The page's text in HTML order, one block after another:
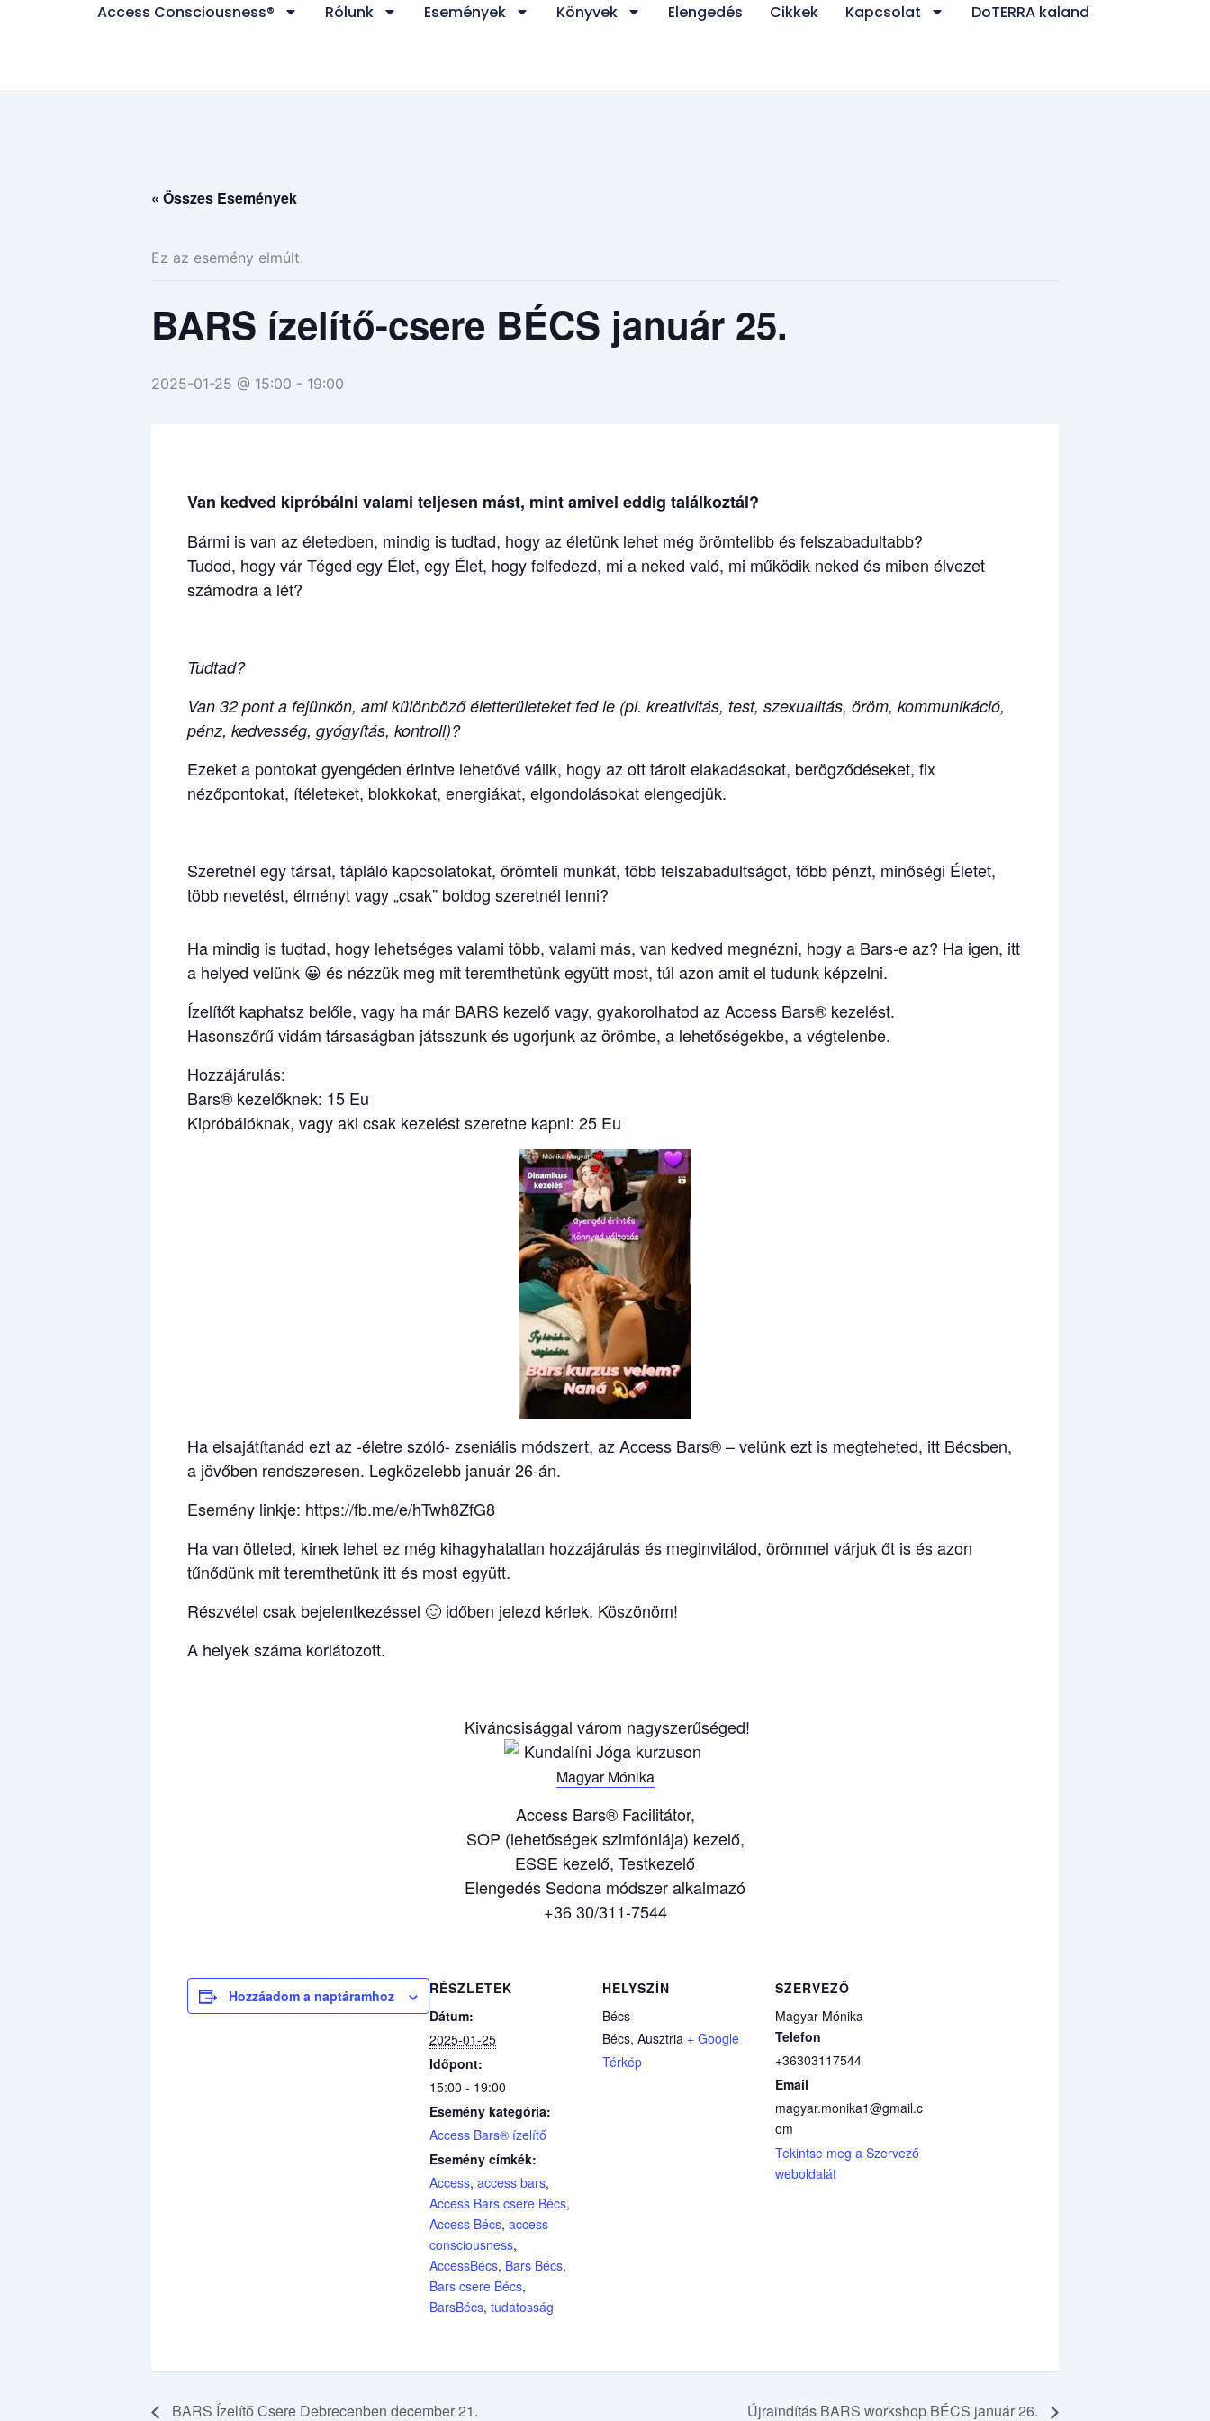
Access Consciousness® Rólunk Események Könyvek Elengedés Cikkek Kapcsolat DoTERRA kaland
« Összes Események
Ez az esemény elmúlt.
BARS ízelítő-csere BÉCS január 25.
2025-01-25 @ 15:00 - 19:00
Van kedved kipróbálni valami teljesen mást, mint amivel eddig találkoztál?
Bármi is van az életedben, mindig is tudtad, hogy az életünk lehet még örömtelibb és felszabadultabb?
Tudod, hogy vár Téged egy Élet, egy Élet, hogy felfedezd, mi a neked való, mi működik neked és miben élvezet
számodra a lét?
Tudtad?
Van 32 pont a fejünkön, ami különböző életterületeket fed le (pl. kreativitás, test, szexualitás, öröm, kommunikáció,
pénz, kedvesség, gyógyítás, kontroll)?
Ezeket a pontokat gyengéden érintve lehetővé válik, hogy az ott tárolt elakadásokat, berögződéseket, fix
nézőpontokat, ítéleteket, blokkokat, energiákat, elgondolásokat elengedjük.
Szeretnél egy társat, tápláló kapcsolatokat, örömteli munkát, több felszabadultságot, több pénzt, minőségi Életet,
több nevetést, élményt vagy „csak” boldog szeretnél lenni?
Ha mindig is tudtad, hogy lehetséges valami több, valami más, van kedved megnézni, hogy a Bars-e az? Ha igen, itt
a helyed velünk 😀 és nézzük meg mit teremthetünk együtt most, túl azon amit el tudunk képzelni.
Ízelítőt kaphatsz belőle, vagy ha már BARS kezelő vagy, gyakorolhatod az Access Bars® kezelést.
Hasonszőrű vidám társaságban játsszunk és ugorjunk az örömbe, a lehetőségekbe, a végtelenbe.
Hozzájárulás:
Bars® kezelőknek: 15 Eu
Kipróbálóknak, vagy aki csak kezelést szeretne kapni: 25 Eu
Ha elsajátítanád ezt az -életre szóló- zseniális módszert, az Access Bars® – velünk ezt is megteheted, itt Bécsben,
a jövőben rendszeresen. Legközelebb január 26-án.
Esemény linkje: https://fb.me/e/hTwh8ZfG8
Ha van ötleted, kinek lehet ez még kihagyhatatlan hozzájárulás és meginvitálod, örömmel várjuk őt is és azon
tűnődünk mit teremthetünk itt és most együtt.
Részvétel csak bejelentkezéssel 🙂 időben jelezd kérlek. Köszönöm!
A helyek száma korlátozott.
Kiváncsisággal várom nagyszerűséged!
Magyar Mónika
Access Bars® Facilitátor,
SOP (lehetőségek szimfóniája) kezelő,
ESSE kezelő, Testkezelő
Elengedés Sedona módszer alkalmazó
+36 30/311-7544
Hozzáadom a naptáramhoz
RÉSZLETEK
Dátum:
2025-01-25
Időpont:
15:00 - 19:00
Esemény kategória:
Access Bars® ízelítő
Esemény címkék:
Access, access bars,
Access Bars csere Bécs,
Access Bécs, access
consciousness,
AccessBécs, Bars Bécs,
Bars csere Bécs,
BarsBécs, tudatosság
HELYSZÍN
Bécs
Bécs, Ausztria + Google
Térkép
SZERVEZŐ
Magyar Mónika
Telefon
+36303117544
Email
magyar.monika1@gmail.c
om
Tekintse meg a Szervező
weboldalát
BARS Ízelítő Csere Debrecenben december 21. Újraindítás BARS workshop BÉCS január 26.